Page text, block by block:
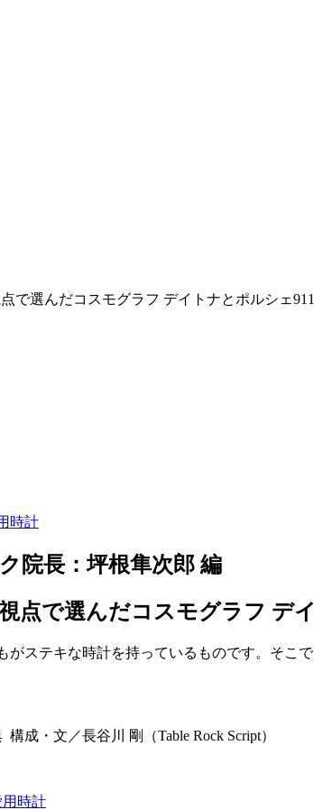
で選んだコスモグラフ デイトナとポルシェ911
時計
院長：坪根隼次郎 編
点で選んだコスモグラフ デ
がステキな時計を持っているものです。そこ
成・文／長谷川 剛（Table Rock Script）
時計